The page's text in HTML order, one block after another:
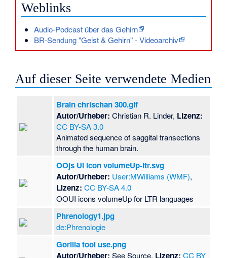
Weblinks
Audio-Podcast über das Gehirn
BR-Sendung "Geist & Gehirn" - Videoarchiv
Auf dieser Seite verwendete Medien
Brain chrischan 300.gif
Autor/Urheber: Christian R. Linder, Lizenz:
CC BY-SA 3.0
Animated sequence of saggital transections
through the human brain.
OOjs UI icon volumeUp-ltr.svg
Autor/Urheber: User:MWilliams (WMF),
Lizenz: CC BY-SA 4.0
OOUI icons volumeUp for LTR languages
Phrenology1.jpg
de:Phrenologie
Gorilla tool use.png
Autor/Urheber: See Source, Lizenz: CC BY